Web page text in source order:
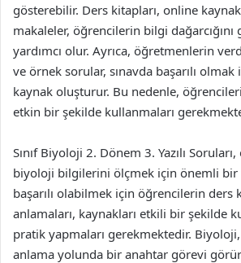
gösterebilir. Ders kitapları, online
makaleler, öğrencilerin bilgi
yardımcı olur. Ayrıca, öğretmenlerin
ve örnek sorular, sınavda başarılı
kaynak oluşturur. Bu nedenle,
etkin bir şekilde kullanmaları
Sınıf Biyoloji 2. Dönem 3. Yazılı
biyoloji bilgilerini ölçmek için önemli bir
başarılı olabilmek için öğrencilerin ders
anlamaları, kaynakları etkili bir şekilde
pratik yapmaları gerekmektedir. Biyoloji,
anlama yolunda bir anahtar görevi